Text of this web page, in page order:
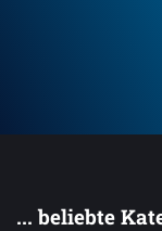
... beliebte